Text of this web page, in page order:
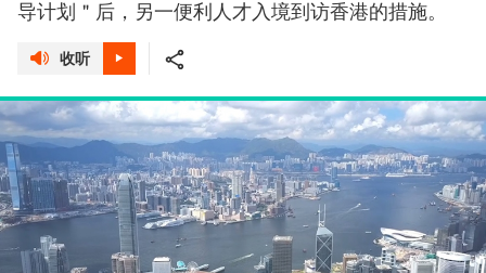
导计划＂后，另一便利人才入境到访香港的措施。
收听